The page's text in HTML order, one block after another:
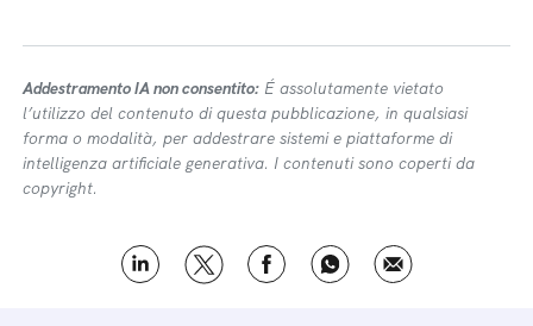
Addestramento IA non consentito: É assolutamente vietato
l’utilizzo del contenuto di questa pubblicazione, in qualsiasi
forma o modalità, per addestrare sistemi e piattaforme di
intelligenza artificiale generativa. I contenuti sono coperti da
copyright.